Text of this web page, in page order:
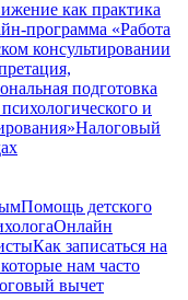
как практика
программа «Работа
консультировании
подготовка
и
Налоговый
Помощь детского
Онлайн
Как записаться на
нам часто
вычет